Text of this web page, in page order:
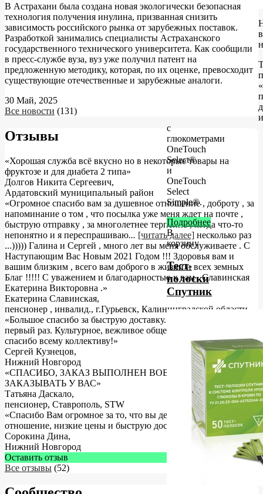
В Астрахани была создана новая экологически безопасная
технология получения инулина, призванная снизить
зависимость российского рынка от зарубежных поставок.
Разработкой занимались специалисты Астраханского
государственного технического университета. Как сообщили
в пресс-службе вуза, вуз уже получил патент на
предложенную методику, которая, по их оценке, превосходит
существующие отечественные и зарубежные аналоги.
30 Май, 2025
Все новости (131)
Отзывы
«Хорошая служба всё вкусно но в некоторые товары на
фруктозе и для диабета 2 типа»
Долгов Никита Сергеевич,
Ардатовский муниципальный район
«Огромное спасибо вам за душевное отношение , доброту , за
напоминание о том , что посылка уже меня ждет на почте ,
быструю отправку , за многолетнее терпение , когда что-то
непонятно и я переспрашиваю... [читать далее] несколько раз
...))))) Галина и Сергей , много лет вы меня обслуживаете . С
Наступающим Вас Новым 2021 Годом !!! Здоровья вам и
вашим близким , всего вам доброго в жизни и всех земных
Благ !!!!! С уважением и благодарностью к вам . Славинская
Екатерина Викторовна .»
Екатерина Славинская,
пенсионер , инвалид., г.Гурьевск, Калининградской области.
«Большое спасибо за быструю доставку. Заказываю уже не
первый раз. Культурное, вежливое общение! Огромное
спасибо всему коллективу!»
Сергей Кузнецов,
Нижний Новгород
«СПАСИБО, ЗАКАЗ ВЫПОЛНЕН ВОВРЕМЯ, БУДУ
ЗАКАЗЫВАТЬ У ВАС»
Татьяна Даскало,
пенсионер, Ставрополь, STW
«Спасибо Вам огромное за то, что вы делаете! За хорошее
отношение, низкие цены и быструю доставку.»
Сорокина Дина,
Нижний Новгород
Оставить отзыв
Все отзывы (52)
в
с
глюкометрами
OneTouch
Select®
и
OneTouch
Select
Simple®.
Подробнее
В
корзину
Тест-
полоски
Спутник